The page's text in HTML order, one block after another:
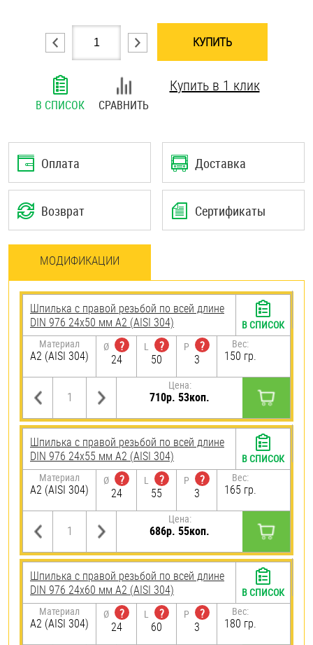
Шпильки
Шплинты
Штифты и пальцы
КУПИТЬ
В СПИСОК СРАВНИТЬ
Купить в 1 клик
Оплата Доставка
Возврат Сертификаты
МОДИФИКАЦИИ
Шпилька с правой резьбой по всей длине
DIN 976 24х50 мм А2 (AISI 304)
Материал
А2 (AISI 304)
Ø
?
24
L
?
50
P
?
3
Вес:
150 гр.
Цена:
710р. 53коп.
В СПИСОК
Шпилька с правой резьбой по всей длине
DIN 976 24х55 мм А2 (AISI 304)
Материал
А2 (AISI 304)
Ø
?
24
L
?
55
P
?
3
Вес:
165 гр.
Цена:
686р. 55коп.
В СПИСОК
Шпилька с правой резьбой по всей длине
DIN 976 24х60 мм А2 (AISI 304)
Материал
А2 (AISI 304)
Ø
?
24
L
?
60
P
?
3
Вес:
180 гр.
В СПИСОК